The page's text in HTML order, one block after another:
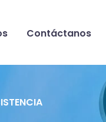
Contáctanos